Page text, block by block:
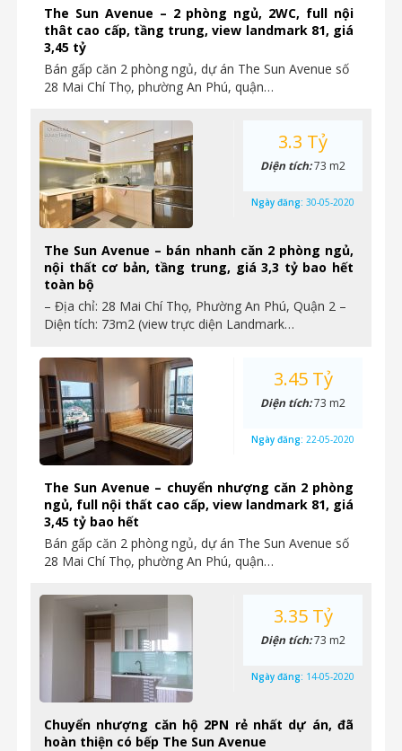
The Sun Avenue – 2 phòng ngủ, 2WC, full nội
thât cao cấp, tầng trung, view landmark 81, giá
3,45 tỷ
Bán gấp căn 2 phòng ngủ, dự án The Sun Avenue số
28 Mai Chí Thọ, phường An Phú, quận…
The Sun Avenue – bán nhanh căn 2 phòng ngủ,
nội thất cơ bản, tầng trung, giá 3,3 tỷ bao hết
toàn bộ
– Địa chỉ: 28 Mai Chí Thọ, Phường An Phú, Quận 2 –
Diện tích: 73m2 (view trực diện Landmark…
3.3 Tỷ
Diện tích:73 m2
Ngày đăng: 30-05-2020
The Sun Avenue – chuyển nhượng căn 2 phòng
ngủ, full nội thất cao cấp, view landmark 81, giá
3,45 tỷ bao hết
Bán gấp căn 2 phòng ngủ, dự án The Sun Avenue số
28 Mai Chí Thọ, phường An Phú, quận…
3.45 Tỷ
Diện tích:73 m2
Ngày đăng: 22-05-2020
Chuyển nhượng căn hộ 2PN rẻ nhất dự án, đã
hoàn thiện có bếp The Sun Avenue
3.35 Tỷ
Diện tích:73 m2
Ngày đăng: 14-05-2020